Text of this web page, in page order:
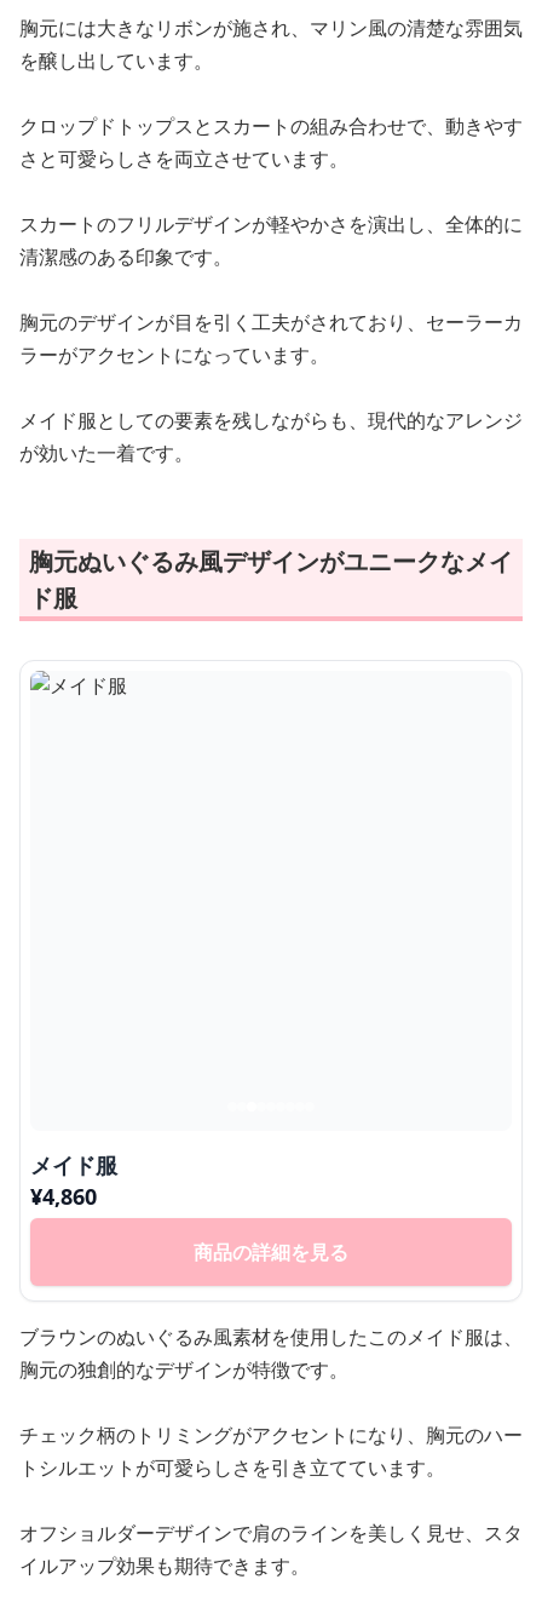
胸元には大きなリボンが施され、マリン風の清楚な雰囲気
を醸し出しています。
クロップドトップスとスカートの組み合わせで、動きやす
さと可愛らしさを両立させています。
スカートのフリルデザインが軽やかさを演出し、全体的に
清潔感のある印象です。
胸元のデザインが目を引く工夫がされており、セーラーカ
ラーがアクセントになっています。
メイド服としての要素を残しながらも、現代的なアレンジ
が効いた一着です。
胸元ぬいぐるみ風デザインがユニークなメイ
ド服
メイド服
¥4,860
商品の詳細を見る
ブラウンのぬいぐるみ風素材を使用したこのメイド服は、
胸元の独創的なデザインが特徴です。
チェック柄のトリミングがアクセントになり、胸元のハー
トシルエットが可愛らしさを引き立てています。
オフショルダーデザインで肩のラインを美しく見せ、スタ
イルアップ効果も期待できます。